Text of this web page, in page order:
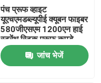
पंच प्रूफ व्हाइट
यूएचएमडब्ल्यूपीई क्यूबन फाइबर
580जीएसएम 1200एन हाई
स्ट्रेंथ स्टिक प्रूफ कपड़े
जांच भेजें